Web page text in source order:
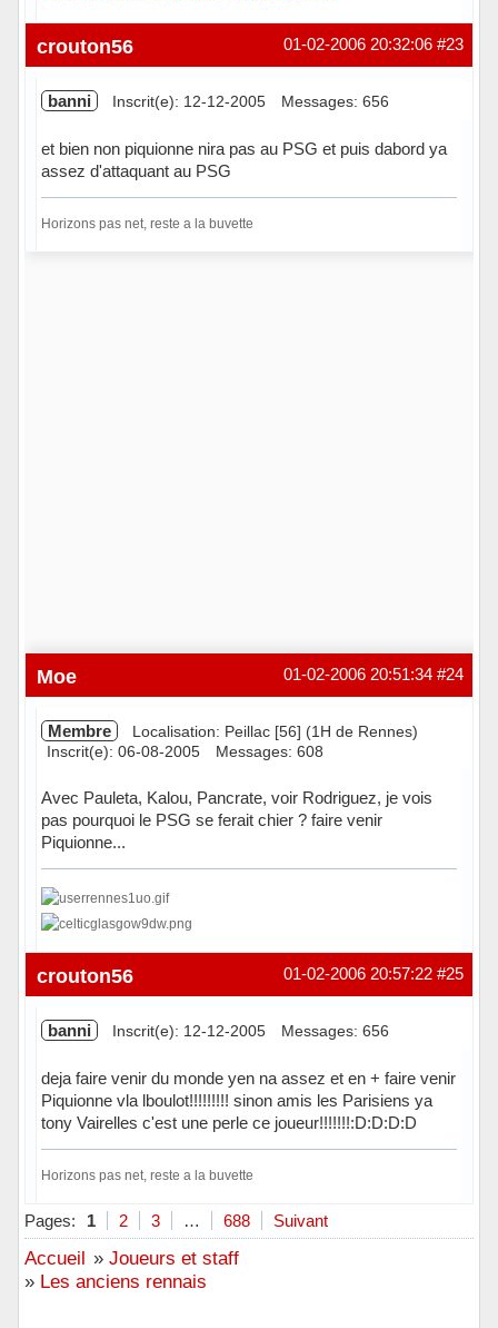
Hors ligne #23
01-02-2006 20:32:06
crouton56
banni Inscrit(e): 12-12-2005 Messages: 656
et bien non piquionne nira pas au PSG et puis dabord ya
assez d'attaquant au PSG
Horizons pas net, reste a la buvette
#24
01-02-2006 20:51:34
Moe
Membre
Localisation: Peillac [56] (1H de Rennes)
Inscrit(e): 06-08-2005
Messages: 608
Avec Pauleta, Kalou, Pancrate, voir Rodriguez, je vois
pas pourquoi le PSG se ferait chier ? faire venir
Piquionne...
Hors ligne #25
01-02-2006 20:57:22
crouton56
banni Inscrit(e): 12-12-2005 Messages: 656
deja faire venir du monde yen na assez et en + faire venir
Piquionne vla lboulot!!!!!!!!! sinon amis les Parisiens ya
tony Vairelles c'est une perle ce joueur!!!!!!!:D:D:D:D
Horizons pas net, reste a la buvette
Hors ligne
Pages: 1 2 3 … 688 Suivant
Accueil » Joueurs et staff
» Les anciens rennais